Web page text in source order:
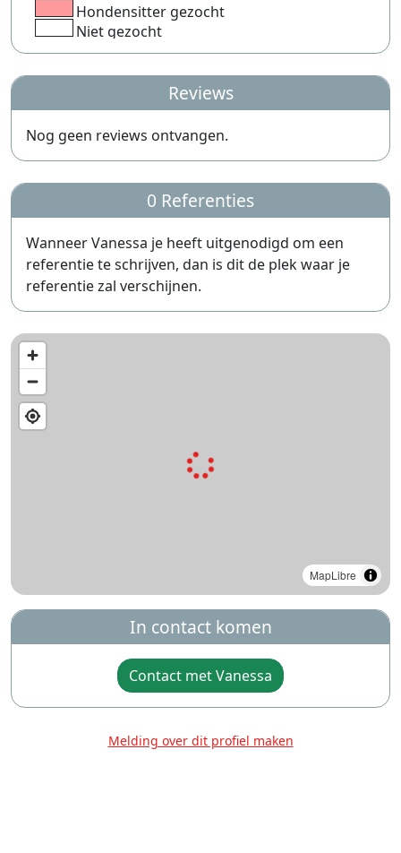
Hondensitter gezocht
Niet gezocht
Reviews
Nog geen reviews ontvangen.
0 Referenties
Wanneer Vanessa je heeft uitgenodigd om een
referentie te schrijven, dan is dit de plek waar je
referentie zal verschijnen.
MapLibre
In contact komen
Contact met Vanessa
Melding over dit profiel maken